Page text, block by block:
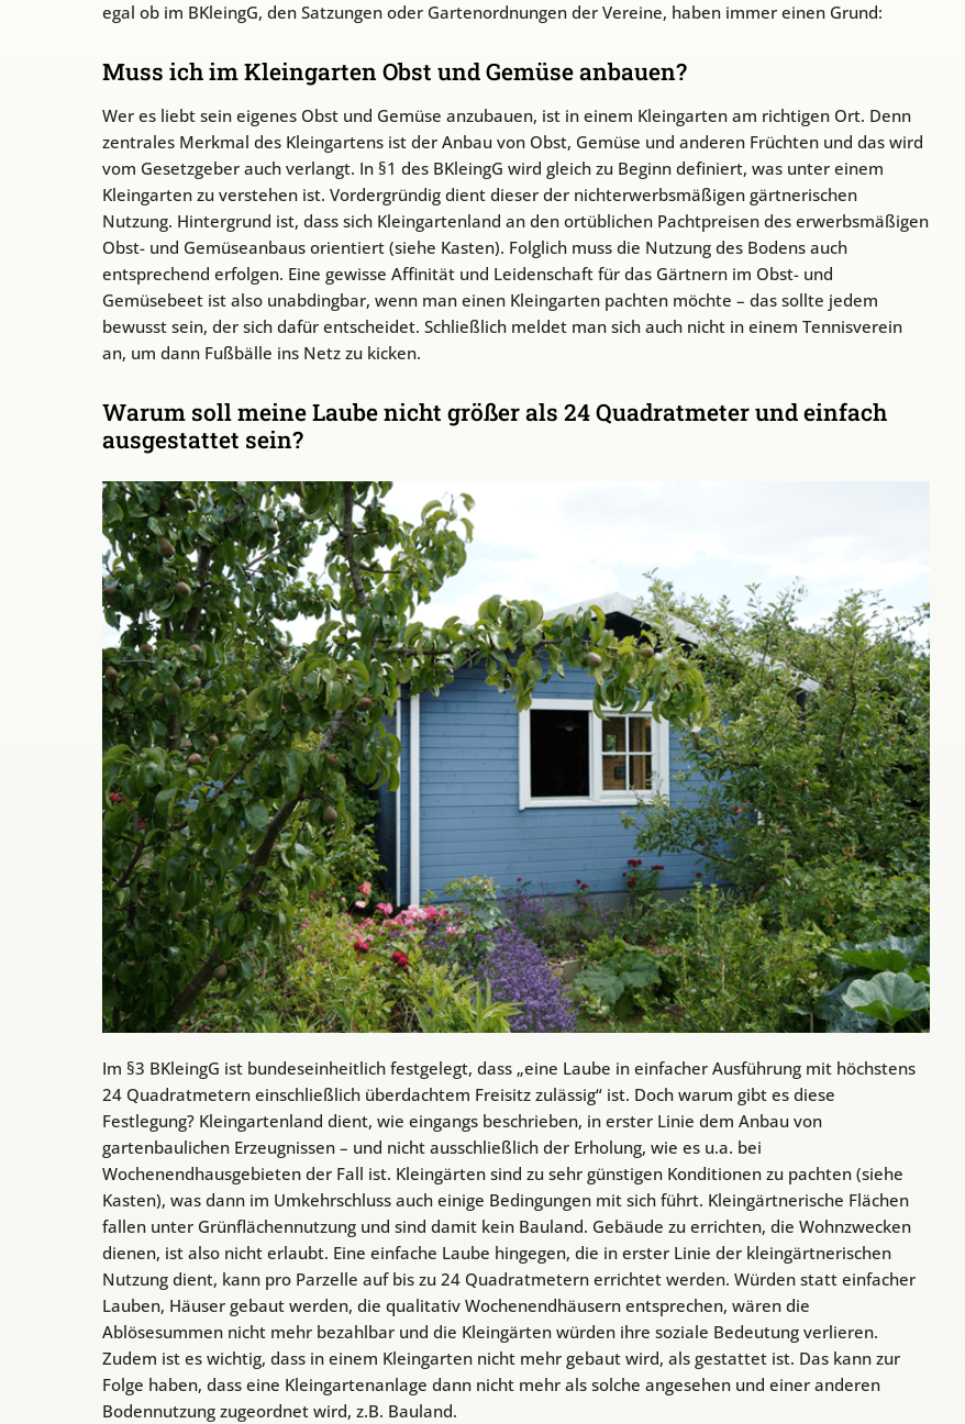
egal ob im BKleingG, den Satzungen oder Gartenordnungen der Vereine, haben immer einen Grund:
Muss ich im Kleingarten Obst und Gemüse anbauen?
Wer es liebt sein eigenes Obst und Gemüse anzubauen, ist in einem Kleingarten am richtigen Ort. Denn
zentrales Merkmal des Kleingartens ist der Anbau von Obst, Gemüse und anderen Früchten und das wird
vom Gesetzgeber auch verlangt. In §1 des BKleingG wird gleich zu Beginn definiert, was unter einem
Kleingarten zu verstehen ist. Vordergründig dient dieser der nichterwerbsmäßigen gärtnerischen
Nutzung. Hintergrund ist, dass sich Kleingartenland an den ortüblichen Pachtpreisen des erwerbsmäßigen
Obst- und Gemüseanbaus orientiert (siehe Kasten). Folglich muss die Nutzung des Bodens auch
entsprechend erfolgen. Eine gewisse Affinität und Leidenschaft für das Gärtnern im Obst- und
Gemüsebeet ist also unabdingbar, wenn man einen Kleingarten pachten möchte – das sollte jedem
bewusst sein, der sich dafür entscheidet. Schließlich meldet man sich auch nicht in einem Tennisverein
an, um dann Fußbälle ins Netz zu kicken.
Warum soll meine Laube nicht größer als 24 Quadratmeter und einfach
ausgestattet sein?
Im §3 BKleingG ist bundeseinheitlich festgelegt, dass „eine Laube in einfacher Ausführung mit höchstens
24 Quadratmetern einschließlich überdachtem Freisitz zulässig“ ist. Doch warum gibt es diese
Festlegung? Kleingartenland dient, wie eingangs beschrieben, in erster Linie dem Anbau von
gartenbaulichen Erzeugnissen – und nicht ausschließlich der Erholung, wie es u.a. bei
Wochenendhausgebieten der Fall ist. Kleingärten sind zu sehr günstigen Konditionen zu pachten (siehe
Kasten), was dann im Umkehrschluss auch einige Bedingungen mit sich führt. Kleingärtnerische Flächen
fallen unter Grünflächennutzung und sind damit kein Bauland. Gebäude zu errichten, die Wohnzwecken
dienen, ist also nicht erlaubt. Eine einfache Laube hingegen, die in erster Linie der kleingärtnerischen
Nutzung dient, kann pro Parzelle auf bis zu 24 Quadratmetern errichtet werden. Würden statt einfacher
Lauben, Häuser gebaut werden, die qualitativ Wochenendhäusern entsprechen, wären die
Ablösesummen nicht mehr bezahlbar und die Kleingärten würden ihre soziale Bedeutung verlieren.
Zudem ist es wichtig, dass in einem Kleingarten nicht mehr gebaut wird, als gestattet ist. Das kann zur
Folge haben, dass eine Kleingartenanlage dann nicht mehr als solche angesehen und einer anderen
Bodennutzung zugeordnet wird, z.B. Bauland.